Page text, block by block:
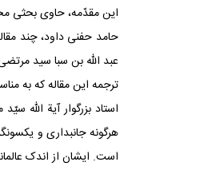
این مقدّمه، حاوی بحثی
حامد حفنی داود، چند
عبد الله بن سبا سید
ترجمه این مقاله که به مناسبت شهادت
استاد بزرگوار آیة اللّه
هرگونه جانبداری و
است. ایشان از اندک